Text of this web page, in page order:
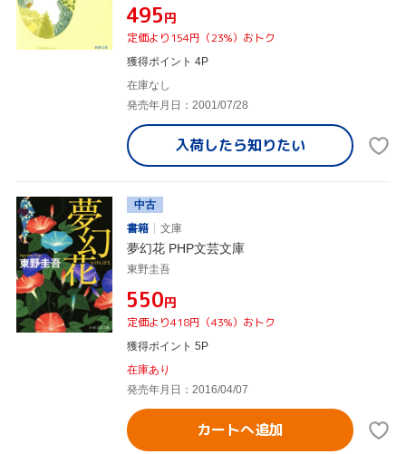
¥495円
定価より154円（23%）おトク
獲得ポイント 4P
在庫なし
発売年月日：2001/07/28
入荷したら知りたい
中古
書籍
文庫
夢幻花 PHP文芸文庫
東野圭吾
¥550円
定価より418円（43%）おトク
獲得ポイント 5P
在庫あり
発売年月日：2016/04/07
カートへ追加